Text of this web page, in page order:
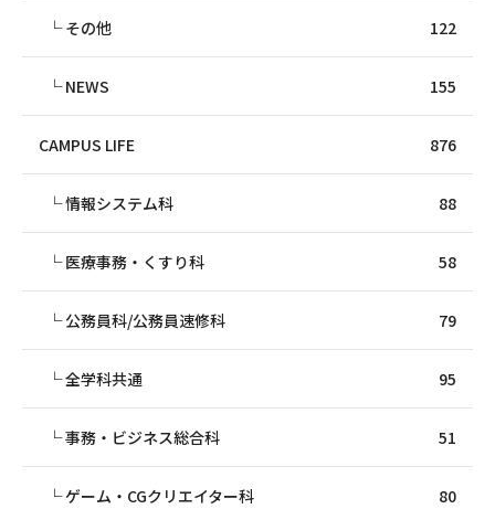
その他 122
NEWS 155
CAMPUS LIFE 876
情報システム科 88
医療事務・くすり科 58
公務員科/公務員速修科 79
全学科共通 95
事務・ビジネス総合科 51
ゲーム・CGクリエイター科 80